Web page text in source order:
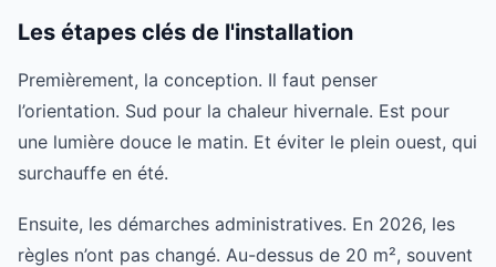
Les étapes clés de l'installation
Premièrement, la conception. Il faut penser
l’orientation. Sud pour la chaleur hivernale. Est pour
une lumière douce le matin. Et éviter le plein ouest, qui
surchauffe en été.
Ensuite, les démarches administratives. En 2026, les
règles n’ont pas changé. Au-dessus de 20 m², souvent